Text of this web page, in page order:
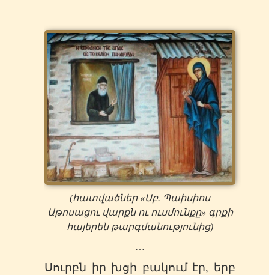
(հատվածներ«Սբ. Պաիսիոս
Աթոսացու վարքն ու ուսմունքը» գրքի
հայերեն թարգմանությունից)
…
Սուրբն իր խցի բակում էր, երբ